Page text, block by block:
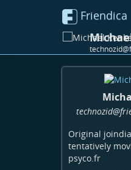
Friendica
technozid
Original
tentatively
psyco.fr